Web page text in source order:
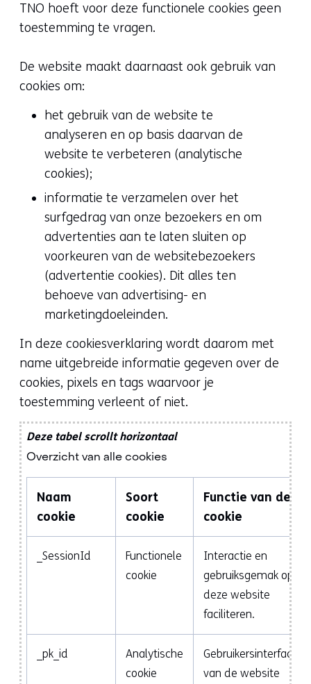
TNO hoeft voor deze functionele cookies geen
toestemming te vragen.
De website maakt daarnaast ook gebruik van
cookies om:
het gebruik van de website te
analyseren en op basis daarvan de
website te verbeteren (analytische
cookies);
informatie te verzamelen over het
surfgedrag van onze bezoekers en om
advertenties aan te laten sluiten op
voorkeuren van de websitebezoekers
(advertentie cookies). Dit alles ten
behoeve van advertising- en
marketingdoeleinden.
In deze cookiesverklaring wordt daarom met
name uitgebreide informatie gegeven over de
cookies, pixels en tags waarvoor je
toestemming verleent of niet.
Deze tabel scrollt horizontaal
Overzicht van alle cookies
Naam
cookie
Soort
cookie
Functie van de
cookie
_SessionId
Functionele
cookie
Interactie en
gebruiksgemak op
deze website
faciliteren.
_pk_id
Analytische
cookie
Gebruikersinterface
van de website